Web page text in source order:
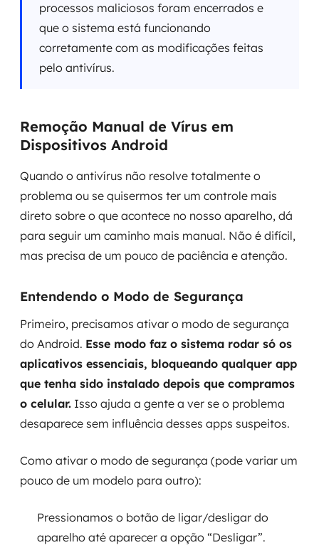
processos maliciosos foram encerrados e
que o sistema está funcionando
corretamente com as modificações feitas
pelo antivírus.
Remoção Manual de Vírus em
Dispositivos Android
Quando o antivírus não resolve totalmente o
problema ou se quisermos ter um controle mais
direto sobre o que acontece no nosso aparelho, dá
para seguir um caminho mais manual. Não é difícil,
mas precisa de um pouco de paciência e atenção.
Entendendo o Modo de Segurança
Primeiro, precisamos ativar o modo de segurança
do Android. Esse modo faz o sistema rodar só os
aplicativos essenciais, bloqueando qualquer app
que tenha sido instalado depois que compramos
o celular. Isso ajuda a gente a ver se o problema
desaparece sem influência desses apps suspeitos.
Como ativar o modo de segurança (pode variar um
pouco de um modelo para outro):
Pressionamos o botão de ligar/desligar do
aparelho até aparecer a opção “Desligar”.